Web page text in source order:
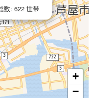
数: 622 世帯
+
−